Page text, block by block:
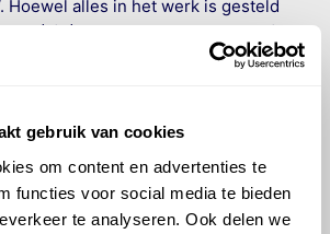
gebruik van cookies
om content en advertenties te
functies voor social media te bieden
te analyseren. Ook delen we
Hoewel alles in het werk is gesteld
dat deze gegevens zo accuraat
zijn, wordt geen
of omissies in de verstrekte
gebruiken erkent de gebruiker dat
de kennis en het vermogen heeft
op een